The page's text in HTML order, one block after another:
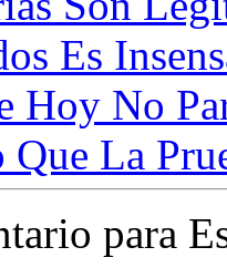
Es
Hoy No
Que La
para